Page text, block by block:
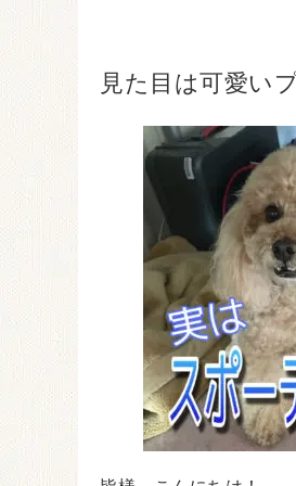
見た目は可愛い